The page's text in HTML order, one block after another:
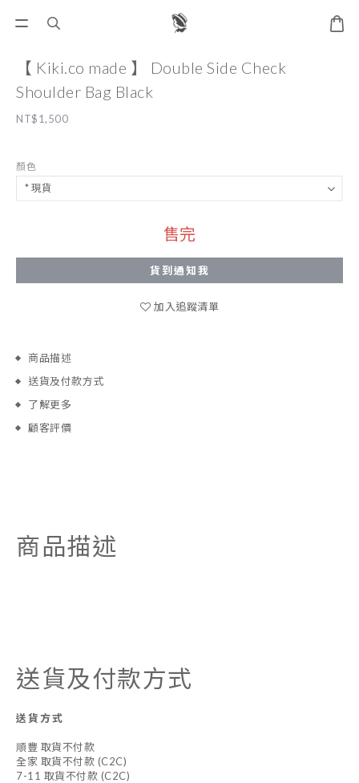
【 Kiki.co made 】 Double Side Check
Shoulder Bag Black
NT$1,500
顏色
售完
貨到通知我
加入追蹤清單
商品描述
送貨及付款方式
了解更多
顧客評價
商品描述
送貨及付款方式
送貨方式
順豐 取貨不付款
全家 取貨不付款 (C2C)
7-11 取貨不付款 (C2C)